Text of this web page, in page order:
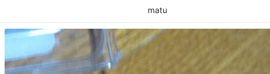
matu